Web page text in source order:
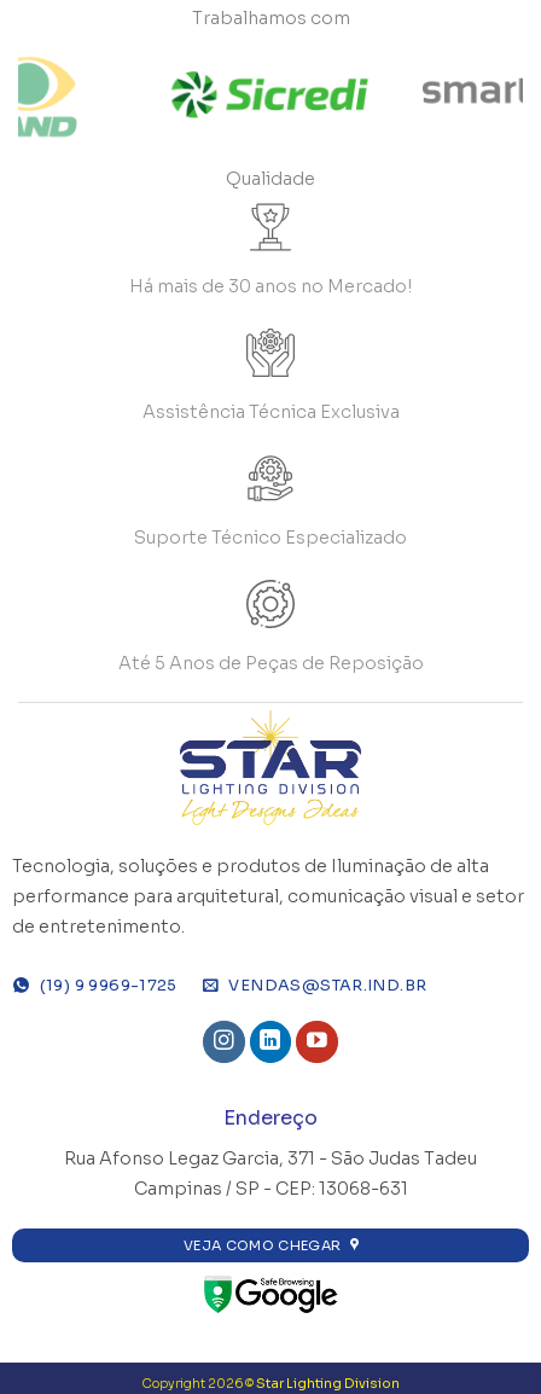
Trabalhamos com
Qualidade
Há mais de 30 anos no Mercado!
Assistência Técnica Exclusiva
Suporte Técnico Especializado
Até 5 Anos de Peças de Reposição
Tecnologia, soluções e produtos de Iluminação de alta
performance para arquitetural, comunicação visual e setor
de entretenimento.
(19) 9 9969-1725 VENDAS@STAR.IND.BR
Endereço
Rua Afonso Legaz Garcia, 371 - São Judas Tadeu
Campinas / SP - CEP: 13068-631
VEJA COMO CHEGAR
Copyright 2026 ©Star Lighting Division